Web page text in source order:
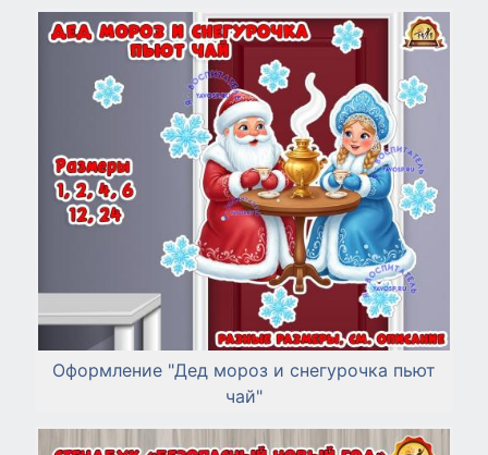
Оформление "Дед мороз и снегурочка пьют
чай"